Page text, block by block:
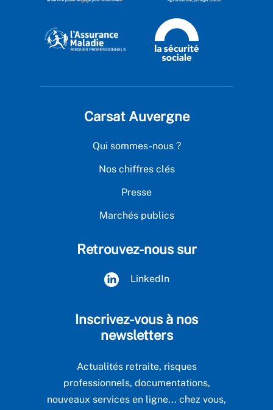
Carsat Auvergne
Qui sommes-nous ?
Nos chiffres clés
Presse
Marchés publics
Retrouvez-nous sur
LinkedIn
Inscrivez-vous à nos
newsletters
Actualités retraite, risques
professionnels, documentations,
nouveaux services en ligne... chez vous,